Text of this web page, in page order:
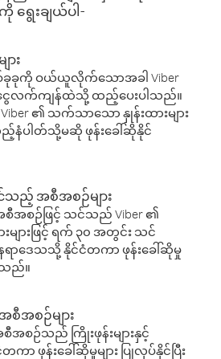
ကို ရွေးချယ်ပါ-
ား
ခုကို ဝယ်ယူလိုက်သောအခါ Viber
ေလက်ကျန်ထဲသို့ ထည့်ပေးပါသည်။
၏ သက်သာသော နှုန်းထားများ
ည့်နံပါတ်သို့မဆို ဖုန်းခေါ်ဆိုနိုင်
သည့် အစီအစဉ်များ
စီအစဉ်ဖြင့် သင်သည် Viber ၏
ျားဖြင့် ရက် ၃၀ အတွင်း သင်
ာဒေသသို့ နိုင်ငံတကာ ဖုန်းခေါ်ဆိုမှု
သည်။
စီအစဉ်များ
အစဉ်သည် ကြိုးဖုန်းများနှင့်
ကာ ဖုန်းခေါ်ဆိုမှုများ ပြုလုပ်နိုင်ပြီး